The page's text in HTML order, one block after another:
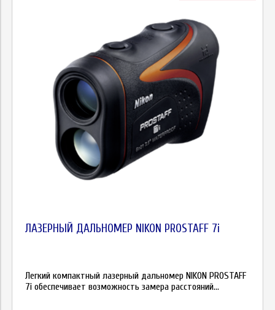
ЛАЗЕРНЫЙ ДАЛЬНОМЕР NIKON PROSTAFF 7i
Легкий компактный лазерный дальномер NIKON PROSTAFF
7i обеспечивает возможность замера расстояний...